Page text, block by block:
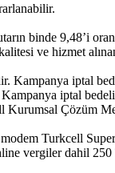
binde 9,48’i
ve hizmet
Kampanya iptal
iptal
Çözüm
Turkcell
vergiler dahil